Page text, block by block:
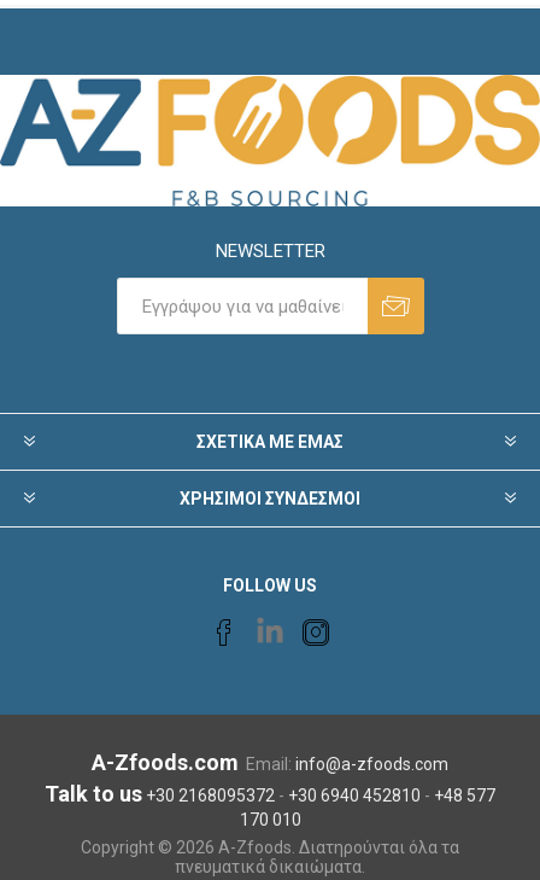
NEWSLETTER
ΣΧΕΤΙΚΑ ΜΕ ΕΜΑΣ
ΧΡΗΣΙΜΟΙ ΣΥΝΔΕΣΜΟΙ
FOLLOW US
A-Zfoods.com Email: info@a-zfoods.com
Talk to us +30 2168095372 - +30 6940 452810 - +48 577
170 010
Copyright © 2026 A-Zfoods. Διατηρούνται όλα τα
πνευματικά δικαιώματα.